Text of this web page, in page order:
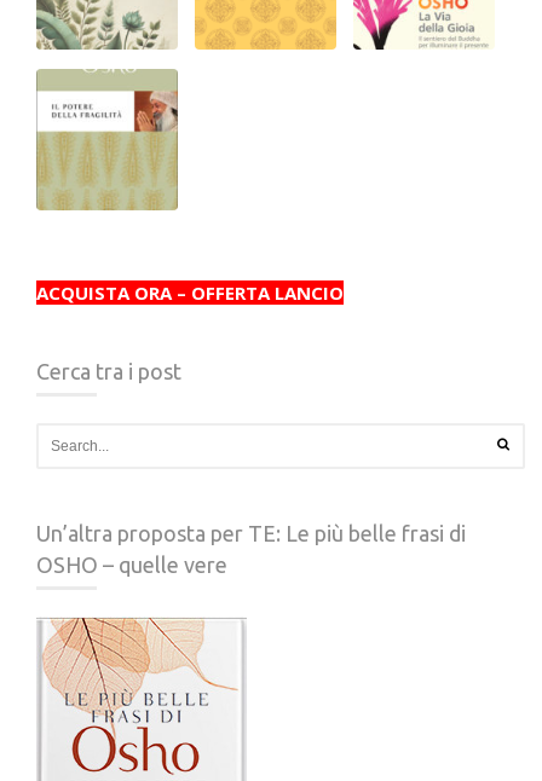
ACQUISTA ORA – OFFERTA LANCIO
Cerca tra i post
Un’altra proposta per TE: Le più belle frasi di
OSHO – quelle vere